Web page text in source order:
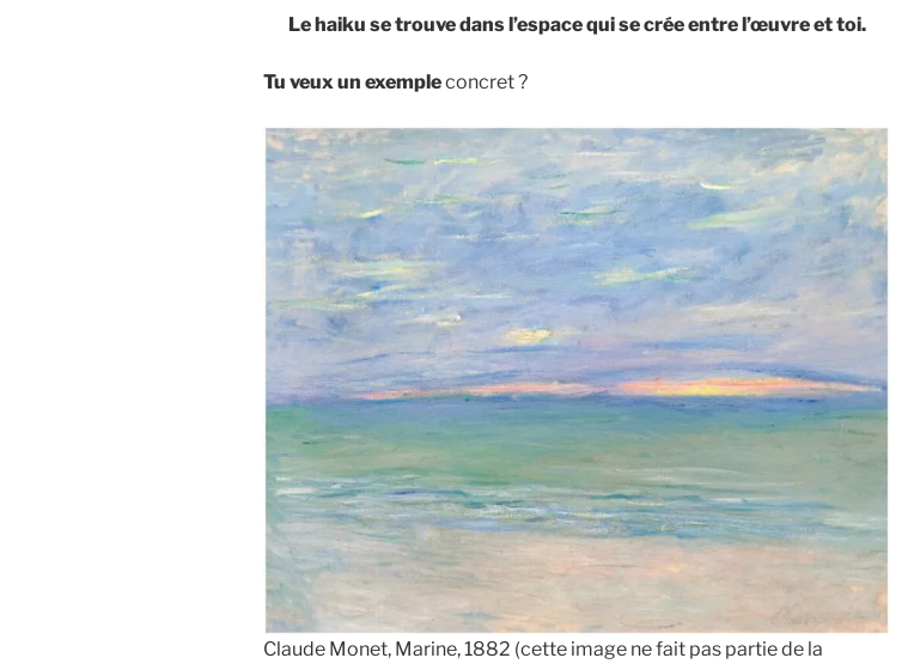
Le haiku se trouve dans l’espace qui se crée entre l’œuvre et toi.
Tu veux un exempleconcret ?
Claude Monet, Marine, 1882 (cette image ne fait pas partie de la